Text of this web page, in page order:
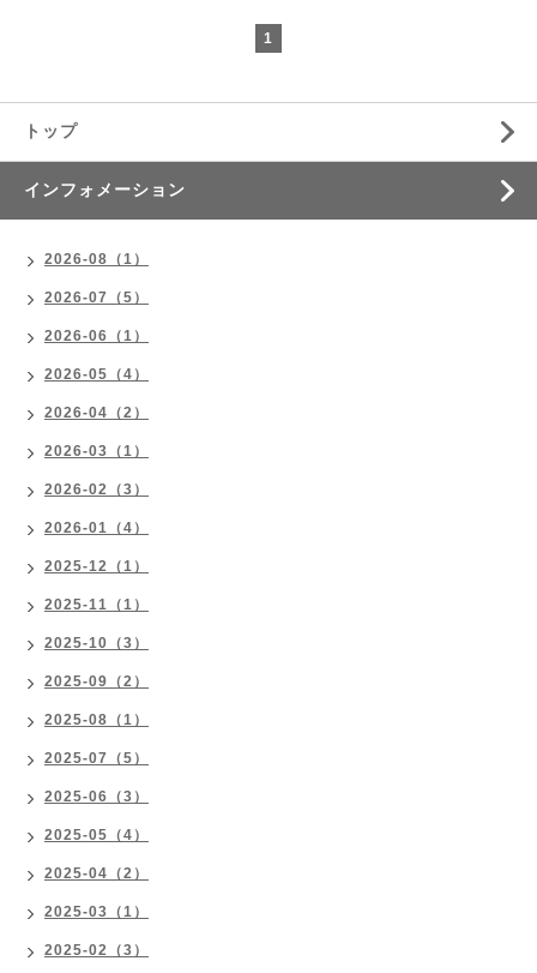
1
トップ
インフォメーション
2026-08（1）
2026-07（5）
2026-06（1）
2026-05（4）
2026-04（2）
2026-03（1）
2026-02（3）
2026-01（4）
2025-12（1）
2025-11（1）
2025-10（3）
2025-09（2）
2025-08（1）
2025-07（5）
2025-06（3）
2025-05（4）
2025-04（2）
2025-03（1）
2025-02（3）